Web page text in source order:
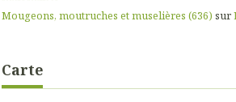
Mougeons, moutruches et muselières (636) sur
Carte